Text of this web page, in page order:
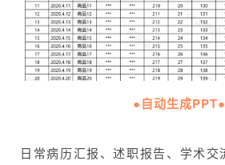
●自动生成PPT●
日常病历汇报、述职报告、学术交